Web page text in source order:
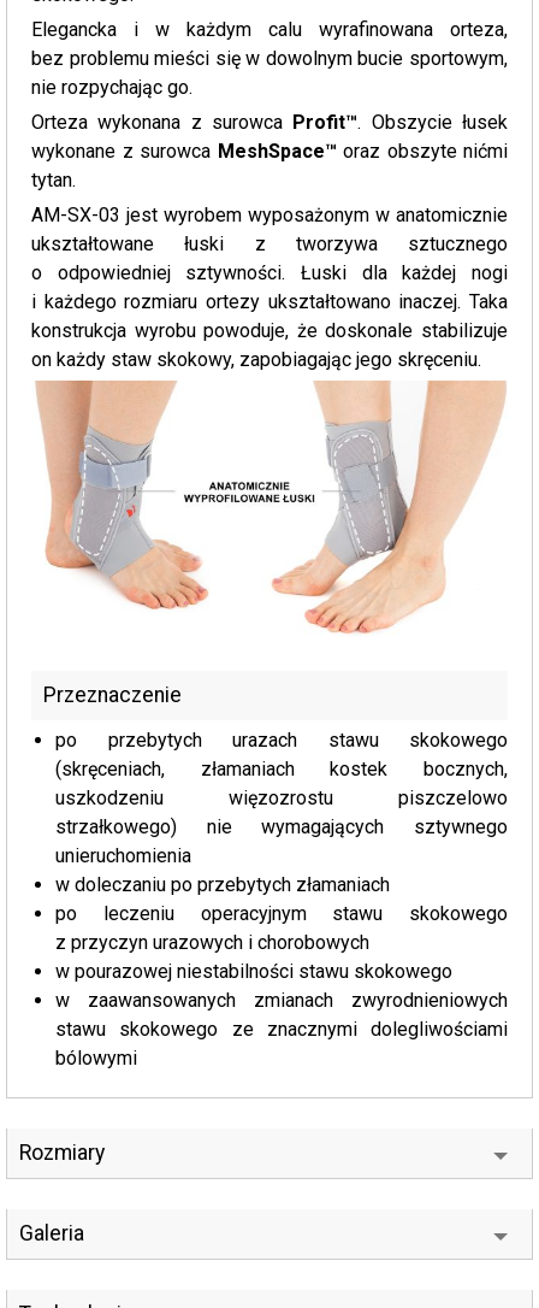
Elegancka i w każdym calu wyrafinowana orteza,
bez problemu mieści się w dowolnym bucie sportowym,
nie rozpychając go.
Orteza wykonana z surowca Profit™. Obszycie łusek
wykonane z surowca MeshSpace™ oraz obszyte nićmi
tytan.
AM-SX-03 jest wyrobem wyposażonym w anatomicznie
ukształtowane łuski z tworzywa sztucznego
o odpowiedniej sztywności. Łuski dla każdej nogi
i każdego rozmiaru ortezy ukształtowano inaczej. Taka
konstrukcja wyrobu powoduje, że doskonale stabilizuje
on każdy staw skokowy, zapobiagając jego skręceniu.
Przeznaczenie
po przebytych urazach stawu skokowego
(skręceniach, złamaniach kostek bocznych,
uszkodzeniu więzozrostu piszczelowo
strzałkowego) nie wymagających sztywnego
unieruchomienia
w doleczaniu po przebytych złamaniach
po leczeniu operacyjnym stawu skokowego
z przyczyn urazowych i chorobowych
w pourazowej niestabilności stawu skokowego
w zaawansowanych zmianach zwyrodnieniowych
stawu skokowego ze znacznymi dolegliwościami
bólowymi
Rozmiary
Galeria